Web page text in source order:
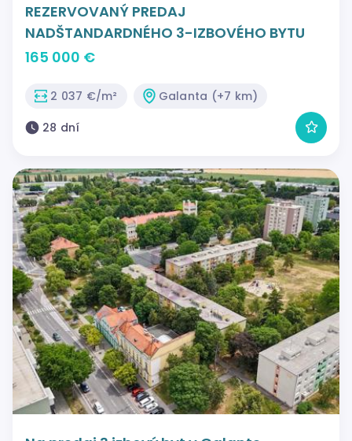
REZERVOVANÝ PREDAJ
NADŠTANDARDNÉHO 3-IZBOVÉHO BYTU
165 000 €
2 037 €/m²
Galanta (+7 km)
28 dní